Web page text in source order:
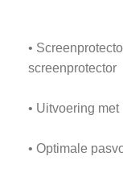
•
screenprotector
• Uitvoering
• Optimale